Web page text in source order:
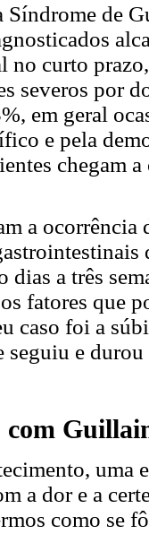
Síndrome de
no curto
severos por
em geral
e pela
chegam
a
dias a três
fatores que
caso foi a
seguiu e durou
uma
a dor e a
como se